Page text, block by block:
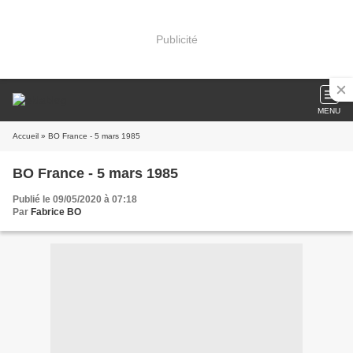
Publicité
MENU
Accueil » BO France - 5 mars 1985
BO France - 5 mars 1985
Publié le 09/05/2020 à 07:18
Par Fabrice BO